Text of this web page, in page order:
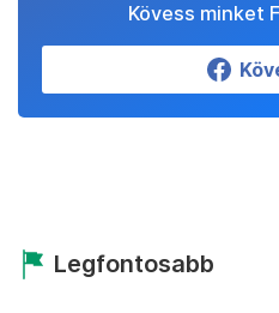
Kövess minket
Legfontosabb